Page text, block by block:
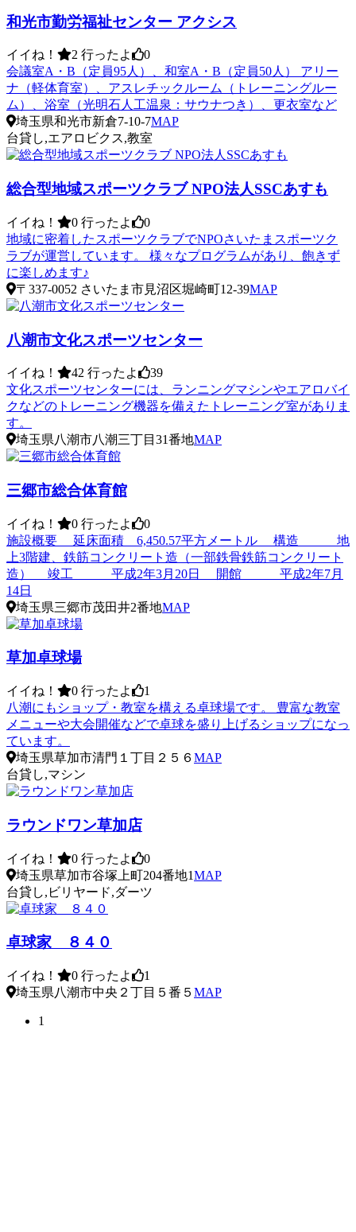
和光市勤労福祉センター アクシス
イイね！ 2 行ったよ
0
会議室A・B（定員95人）、和室A・B（定員50人） アリー
ナ（軽体育室）、アスレチックルーム（トレーニングルー
ム）、浴室（光明石人工温泉：サウナつき）、更衣室など
埼玉県和光市新倉7-10-7MAP
台貸し,エアロビクス,教室
総合型地域スポーツクラブ NPO法人SSCあすも
イイね！ 0 行ったよ
0
地域に密着したスポーツクラブでNPOさいたまスポーツク
ラブが運営しています。 様々なプログラムがあり、飽きず
に楽しめます♪
〒337-0052 さいたま市見沼区堀崎町12-39MAP
八潮市文化スポーツセンター
イイね！ 42 行ったよ
39
文化スポーツセンターには、ランニングマシンやエアロバイ
クなどのトレーニング機器を備えたトレーニング室がありま
す。
埼玉県八潮市八潮三丁目31番地MAP
三郷市総合体育館
イイね！ 0 行ったよ
0
施設概要 延床面積 6,450.57平方メートル 構造 地
上3階建、鉄筋コンクリート造（一部鉄骨鉄筋コンクリート
造） 竣工 平成2年3月20日 開館 平成2年7月
14日
埼玉県三郷市茂田井2番地MAP
草加卓球場
イイね！ 0 行ったよ
1
八潮にもショップ・教室を構える卓球場です。 豊富な教室
メニューや大会開催などで卓球を盛り上げるショップになっ
ています。
埼玉県草加市清門１丁目２５６ MAP
台貸し,マシン
ラウンドワン草加店
イイね！ 0 行ったよ
0
埼玉県草加市谷塚上町204番地1MAP
台貸し,ビリヤード,ダーツ
卓球家 ８４０
イイね！ 0 行ったよ
1
埼玉県八潮市中央２丁目５番５ MAP
1